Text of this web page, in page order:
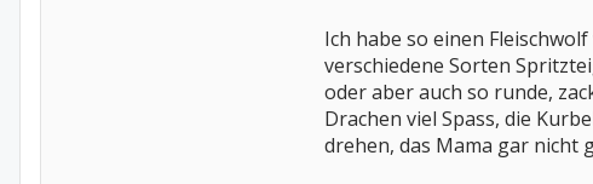
Ich habe so einen
verschiedene Sorten
oder aber auch so runde,
Drachen viel Spass, die
drehen, das Mama gar nicht